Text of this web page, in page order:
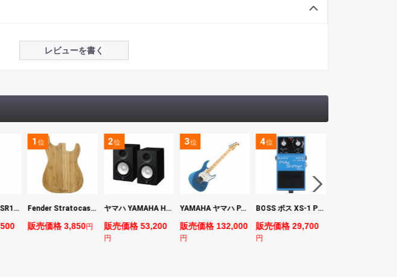
レビューを書く
IBANEZ Gio GSR180-LBF エレキベース
1位
Fender Stratocaster Cutting Board カッティングボード（まな板）
販売価格 3,850円
2位
ヤマハ YAMAHA HS7 パワードスタジオモニタースピーカー×2本
販売価格 53,200
円
3位
YAMAHA ヤマハ PACS+12M SB Pacifica Standard Plus パシフィカスタンダードプラス エレキギター
販売価格 132,000
円
4位
BOSS ボス XS-1 Poly Shifter ギターエフェクター ピッチシフター
販売価格 29,700
円